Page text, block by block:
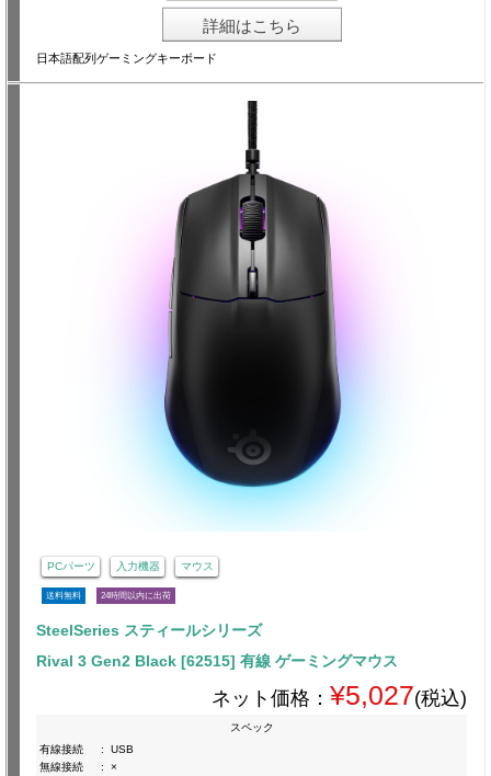
詳細はこちら
日本語配列ゲーミングキーボード
PCパーツ 入力機器 マウス
送料無料 24時間以内に出荷
SteelSeries スティールシリーズ
Rival 3 Gen2 Black [62515] 有線 ゲーミングマウス
ネット価格： ¥5,027(税込)
スペック
有線接続
:
USB
無線接続
: ×